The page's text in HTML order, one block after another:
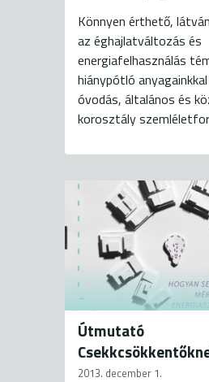
Könnyen érthető,
az éghajlatváltozás és
energiafelhasználás
hiánypótló
óvodás, általános és
korosztály
Útmutató
2013. december 1.